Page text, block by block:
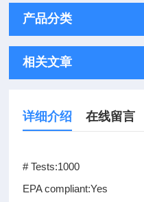
产品分类
相关文章
详细介绍 在线留言
# Tests:1000
EPA compliant:Yes